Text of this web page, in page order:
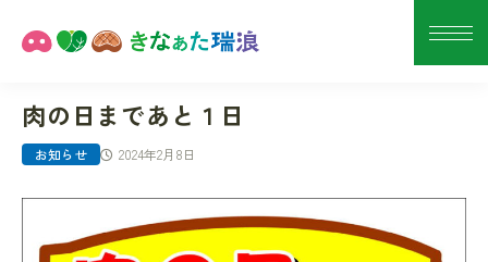
肉の日まであと１日
2024年2月8日
お知らせ